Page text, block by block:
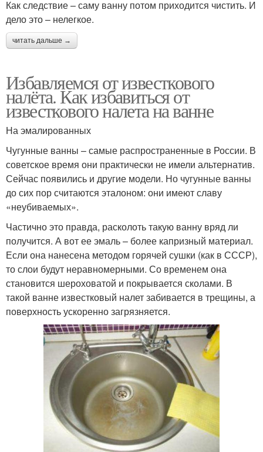
Как следствие – саму ванну потом приходится чистить. И
дело это – нелегкое.
читать дальше →
Избавляемся от известкового
налёта. Как избавиться от
известкового налета на ванне
На эмалированных
Чугунные ванны – самые распространенные в России. В
советское время они практически не имели альтернатив.
Сейчас появились и другие модели. Но чугунные ванны
до сих пор считаются эталоном: они имеют славу
«неубиваемых».
Частично это правда, расколоть такую ванну вряд ли
получится. А вот ее эмаль – более капризный материал.
Если она нанесена методом горячей сушки (как в СССР),
то слои будут неравномерными. Со временем она
становится шероховатой и покрывается сколами. В
такой ванне известковый налет забивается в трещины, а
поверхность ускоренно загрязняется.